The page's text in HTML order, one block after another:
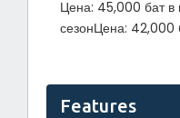
Цена: 45,000 бат в
сезонЦена: 42,000
Features